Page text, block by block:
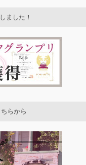
ました！
らから